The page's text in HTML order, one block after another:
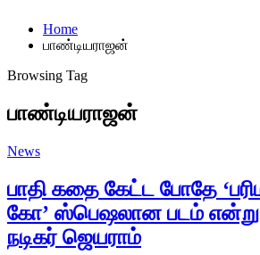
Home
பாண்டியராஜன்
Browsing Tag
பாண்டியராஜன்
News
பாதி கதை கேட்ட போதே
கோ’ ஸ்பெஷலான படம்
நடிகர் ஜெயராம்